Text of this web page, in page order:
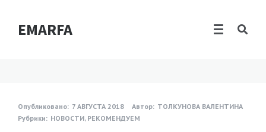
EMARFA
Опубликовано: 7 АВГУСТА 2018 Автор: ТОЛКУНОВА ВАЛЕНТИНА
Рубрики: НОВОСТИ, РЕКОМЕНДУЕМ